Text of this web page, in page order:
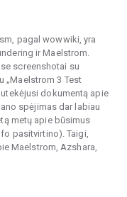
pagal wowwiki, yra
ir Maelstrom.
screenshotai su
„Maelstrom 3 Test
dokumentą apie
spėjimas dar labiau
metų apie būsimus
pasitvirtino). Taigi,
Maelstrom, Azshara,